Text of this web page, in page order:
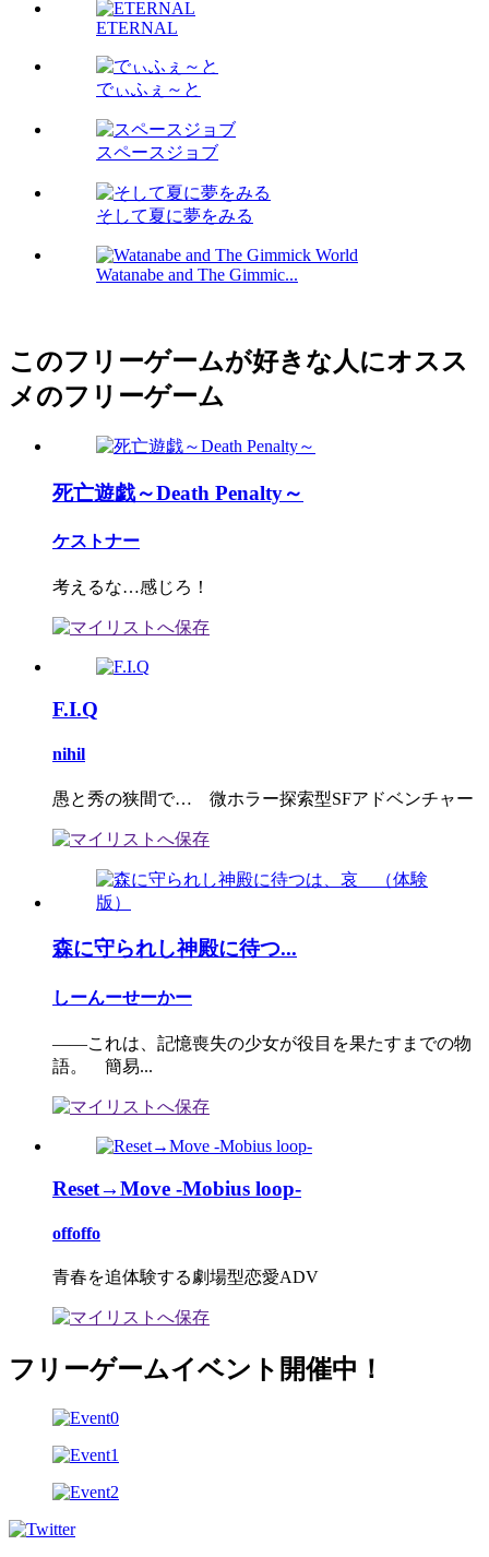
ETERNAL
でぃふぇ～と
スペースジョブ
そして夏に夢をみる
Watanabe and The Gimmic...
このフリーゲームが好きな人にオスス
メのフリーゲーム
死亡遊戯～Death Penalty～
ケストナー
考えるな…感じろ！
F.I.Q
nihil
愚と秀の狭間で… 微ホラー探索型SFアドベンチャー
森に守られし神殿に待つ...
しーんーせーかー
――これは、記憶喪失の少女が役目を果たすまでの物
語。 簡易...
Reset→Move -Mobius loop-
offoffo
青春を追体験する劇場型恋愛ADV
フリーゲームイベント開催中！